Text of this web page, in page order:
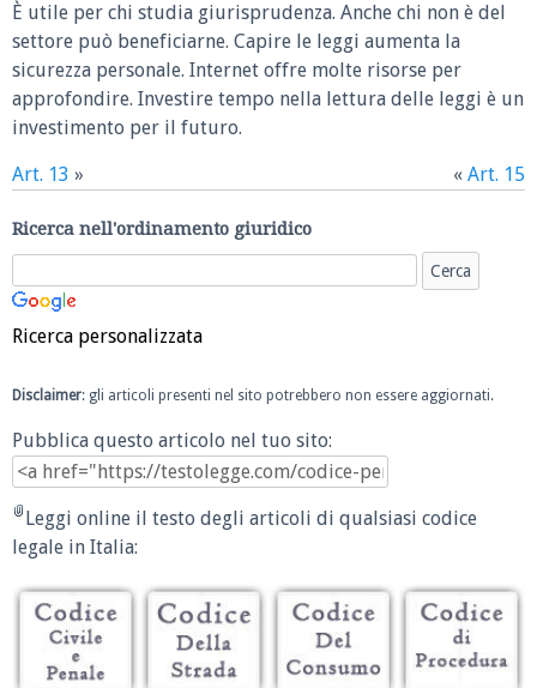
È utile per chi studia giurisprudenza. Anche chi non è del
settore può beneficiarne. Capire le leggi aumenta la
sicurezza personale. Internet offre molte risorse per
approfondire. Investire tempo nella lettura delle leggi è un
investimento per il futuro.
Art. 13 » « Art. 15
Ricerca nell'ordinamento giuridico
Ricerca personalizzata
Disclaimer: gli articoli presenti nel sito potrebbero non essere aggiornati.
Pubblica questo articolo nel tuo sito:
Leggi online il testo degli articoli di qualsiasi codice
legale in Italia: